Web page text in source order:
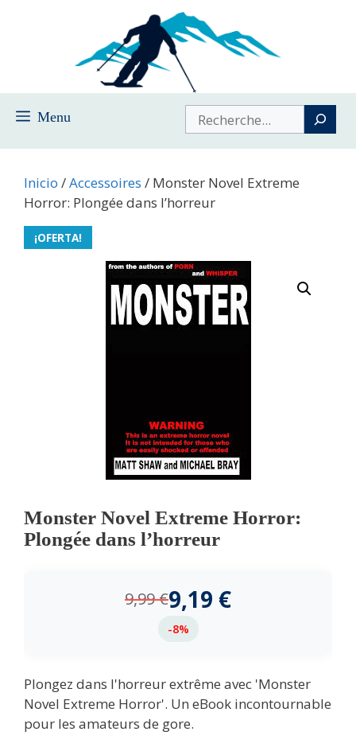
Menu Buscar
Inicio /Accessoires / Monster Novel Extreme
Horror: Plongée dans l’horreur
¡OFERTA!
Monster Novel Extreme Horror:
Plongée dans l’horreur
9,99€9,19 €
-8%
Plongez dans l'horreur extrême avec 'Monster
Novel Extreme Horror'. Un eBook incontournable
pour les amateurs de gore.